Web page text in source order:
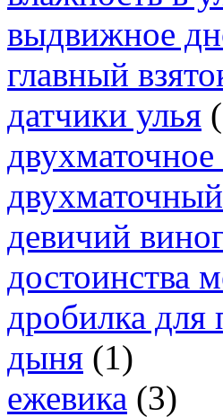
выдвижное
главный
датчики улья
девичий
достоинства
дробилка для
дыня (1)
ежевика (3)